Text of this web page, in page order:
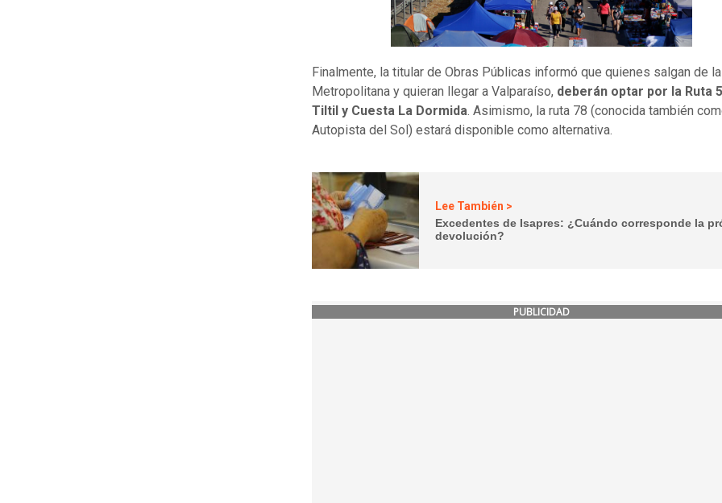
Finalmente, la titular de Obras Públicas informó que quienes salgan de
Metropolitana y quieran llegar a Valparaíso, deberán optar por la Ruta
Tiltil y Cuesta La Dormida. Asimismo, la ruta 78 (conocida también
Autopista del Sol) estará disponible como alternativa.
Lee También >
Excedentes de Isapres: ¿Cuándo corresponde la
devolución?
PUBLICIDAD